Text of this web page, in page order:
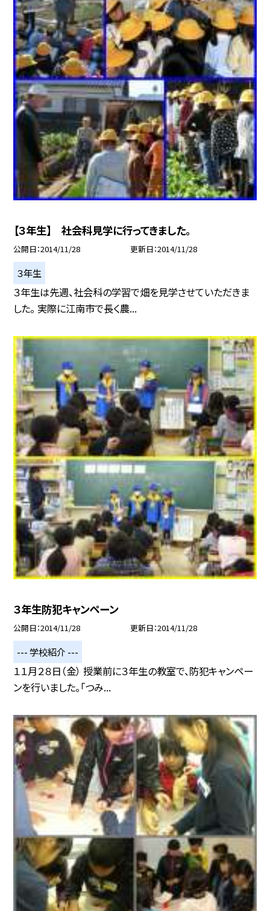
【３年生】 社会科見学に行ってきました。
公開日 2014/11/28 更新日 2014/11/28
３年生
３年生は先週、社会科の学習で畑を見学させていただきま
した。 実際に江南市で長く農...
３年生防犯キャンペーン
公開日 2014/11/28 更新日 2014/11/28
--- 学校紹介 ---
１１月２８日（金） 授業前に３年生の教室で、防犯キャンペー
ンを行いました。「つみ...